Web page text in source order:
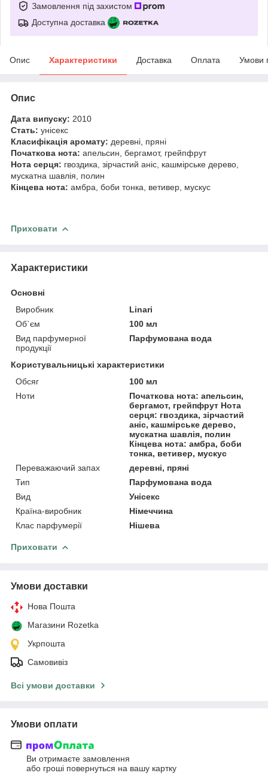
Замовлення під захистом
Доступна доставка
Опис Характеристики Доставка Оплата Умови
Опис
Дата випуску: 2010
Стать: унісекс
Класифікація аромату: деревні, пряні
Початкова нота: апельсин, бергамот, грейпфрут
Нота серця: гвоздика, зірчастий аніс, кашмірське дерево,
мускатна шавлія, полин
Кінцева нота: амбра, боби тонка, ветивер, мускус
Приховати
Характеристики
Основні
Виробник
Linari
Об`єм
100 мл
Вид парфумерної
продукції
Парфумована вода
Користувальницькі характеристики
Обсяг
100 мл
Ноти
Початкова нота: апельсин,
бергамот, грейпфрут Нота
серця: гвоздика, зірчастий
аніс, кашмірське дерево,
мускатна шавлія, полин
Кінцева нота: амбра, боби
тонка, ветивер, мускус
Переважаючий запах
деревні, пряні
Тип
Парфумована вода
Вид
Унісекс
Країна-виробник
Німеччина
Клас парфумерії
Нішева
Приховати
Умови доставки
Нова Пошта
Магазини Rozetka
Укрпошта
Самовивіз
Всі умови доставки
Умови оплати
Ви отримаєте замовлення
або гроші повернуться на вашу картку